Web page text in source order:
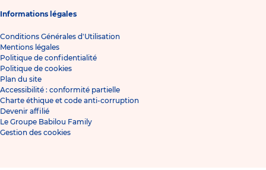
Informations légales
Conditions Générales d'Utilisation
Mentions légales
Politique de confidentialité
Politique de cookies
Plan du site
Accessibilité : conformité partielle
Charte éthique et code anti-corruption
Devenir affilié
Le Groupe Babilou Family
Gestion des cookies